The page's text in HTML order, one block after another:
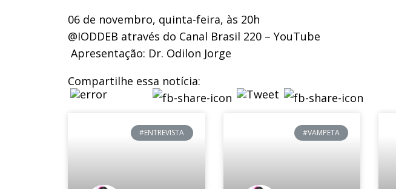
06 de novembro, quinta-feira, às 20h
@IODDEB através do Canal Brasil 220 – YouTube
️ Apresentação: Dr. Odilon Jorge
Compartilhe essa notícia:
#ENTREVISTA #VAMPETA